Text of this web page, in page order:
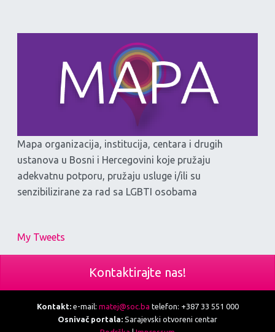
Mapa organizacija, institucija, centara i drugih
ustanova u Bosni i Hercegovini koje pružaju
adekvatnu potporu, pružaju usluge i/ili su
senzibilizirane za rad sa LGBTI osobama
My Tweets
Kontaktirajte nas!
Kontakt:e-mail: matej@soc.ba telefon: +387 33 551 000
Osnivač portala: Sarajevski otvoreni centar